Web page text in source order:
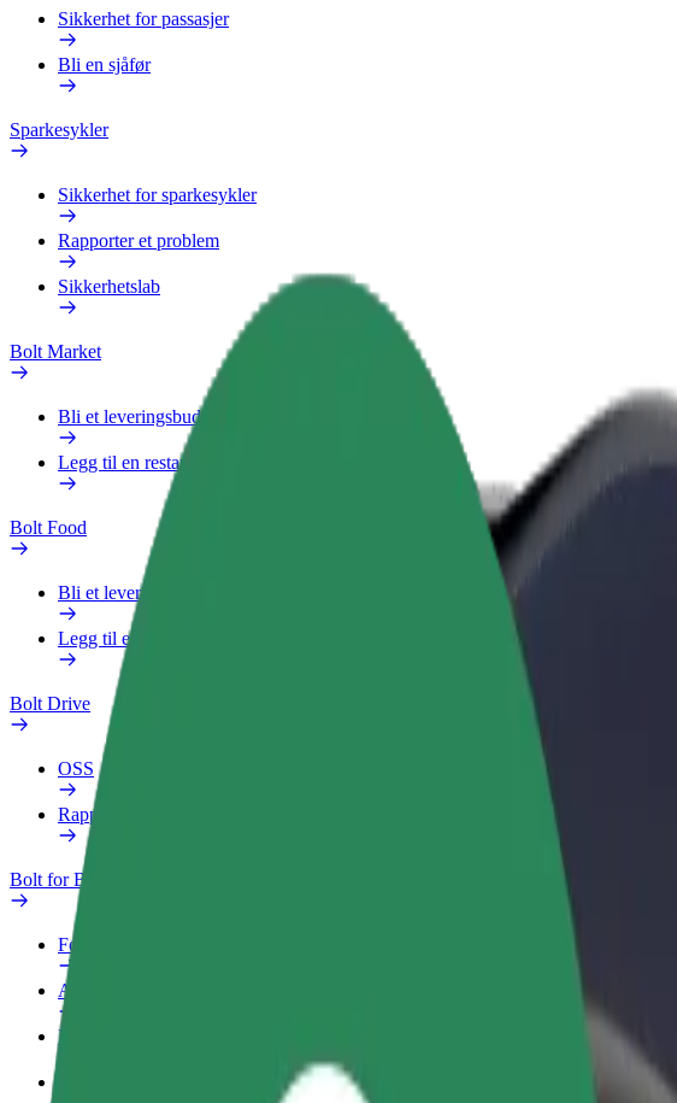
Sikkerhet for passasjer
Bli en sjåfør
Sparkesykler
Sikkerhet for sparkesykler
Rapporter et problem
Sikkerhetslab
Bolt Market
Bli et leveringsbud
Legg til en restaurant eller butikk
Bolt Food
Bli et leveringsbud
Legg til en restaurant eller butikk
Bolt Drive
OSS
Rapporter et kjøretøy
Bolt for Business
Fordeler
Arbeidsprofil
Produkter